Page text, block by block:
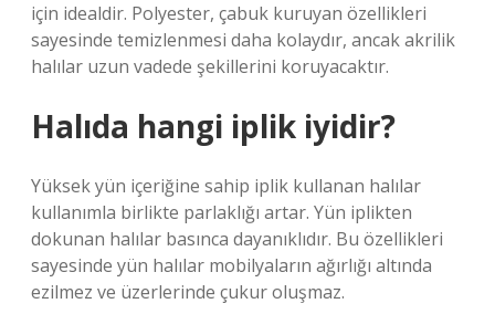
için idealdir. Polyester, çabuk kuruyan özellikleri
sayesinde temizlenmesi daha kolaydır, ancak akrilik
halılar uzun vadede şekillerini koruyacaktır.
Halıda hangi iplik iyidir?
Yüksek yün içeriğine sahip iplik kullanan halılar
kullanımla birlikte parlaklığı artar. Yün iplikten
dokunan halılar basınca dayanıklıdır. Bu özellikleri
sayesinde yün halılar mobilyaların ağırlığı altında
ezilmez ve üzerlerinde çukur oluşmaz.